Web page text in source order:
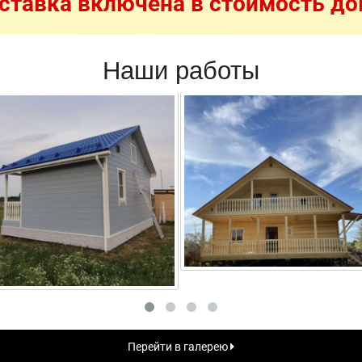
Наши работы
Перейти в галерею